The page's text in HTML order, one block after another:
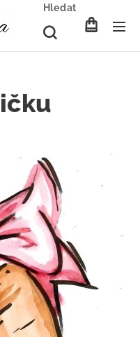
Hledat